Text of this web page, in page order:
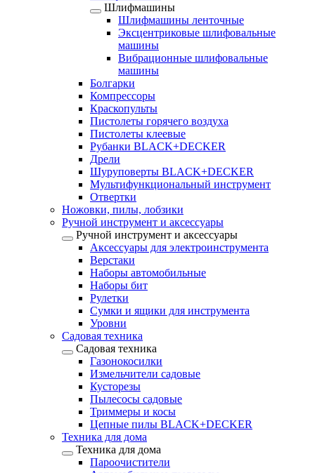
Шлифмашины
Шлифмашины ленточные
Эксцентриковые шлифовальные
машины
Вибрационные шлифовальные
машины
Болгарки
Компрессоры
Краскопульты
Пистолеты горячего воздуха
Пистолеты клеевые
Рубанки BLACK+DECKER
Дрели
Шуруповерты BLACK+DECKER
Мультифункциональный инструмент
Отвертки
Ножовки, пилы, лобзики
Ручной инструмент и аксессуары
Ручной инструмент и аксессуары
Аксессуары для электроинструмента
Верстаки
Наборы автомобильные
Наборы бит
Рулетки
Сумки и ящики для инструмента
Уровни
Садовая техника
Садовая техника
Газонокосилки
Измельчители садовые
Кусторезы
Пылесосы садовые
Триммеры и косы
Цепные пилы BLACK+DECKER
Техника для дома
Техника для дома
Пароочистители